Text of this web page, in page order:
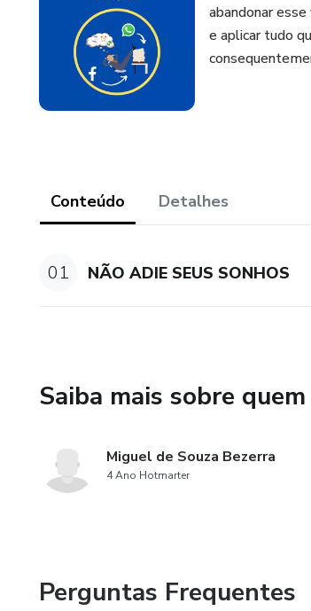
abandonar
e aplicar tudo
Conteúdo Detalhes
01 NÃO ADIE SEUS SONHOS
Saiba mais sobre
Miguel de Souza Bezerra
4 Ano Hotmarter
Perguntas Frequentes